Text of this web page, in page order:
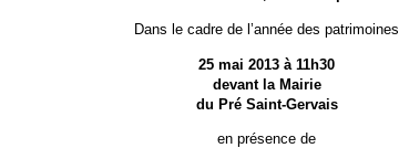
Dans le cadre de l’année des patrimoines
25 mai 2013 à 11h30
devant la Mairie
du Pré Saint-Gervais
en présence de